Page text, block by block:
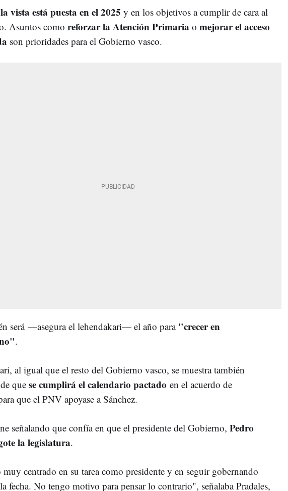
la vista está puesta en el 2025 y en los objetivos a cumplir de cara al
Asuntos como reforzar la Atención Primaria o mejorar el acceso
son prioridades para el Gobierno vasco.
será—asegura el lehendakari— el año para"crecer en
.
al igual que el resto del Gobierno vasco, se muestra también
quese cumplirá el calendario pactado en el acuerdo de
que el PNV apoyase a Sánchez.
señalando que confía en que el presidente del Gobierno, Pedro
la legislatura.
centrado en su tarea como presidente y en seguir gobernando
fecha. No tengo motivo para pensar lo contrario", señalaba Pradales,